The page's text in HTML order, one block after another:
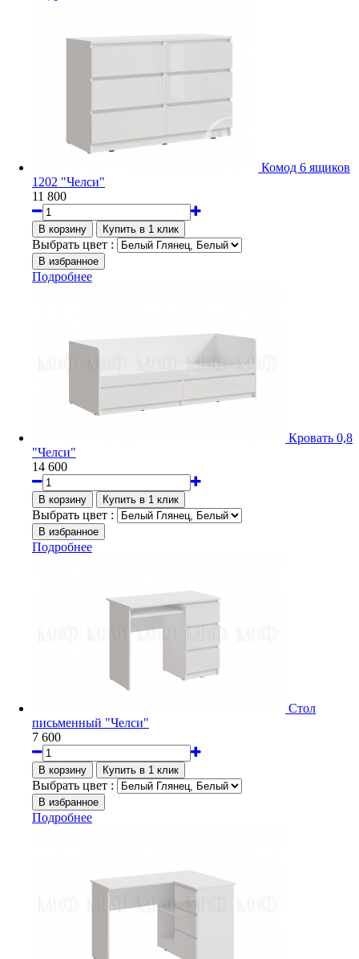
Комод 6 ящиков
1202 "Челси"
11 800
Выбрать цвет :
Подробнее
Кровать 0,8
"Челси"
14 600
Выбрать цвет :
Подробнее
Стол
письменный "Челси"
7 600
Выбрать цвет :
Подробнее